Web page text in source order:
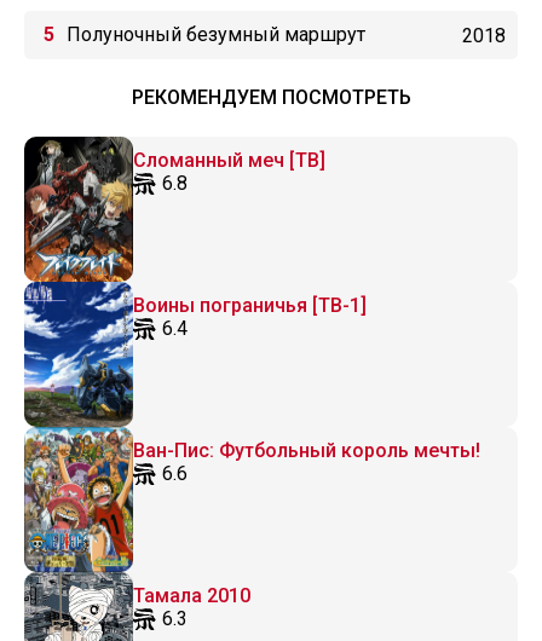
истории
Полуночный безумный маршрут 2018
РЕКОМЕНДУЕМ ПОСМОТРЕТЬ
Сломанный меч [ТВ]
6.8
Воины пограничья [ТВ-1]
6.4
Ван-Пис: Футбольный король мечты!
6.6
Тамала 2010
6.3